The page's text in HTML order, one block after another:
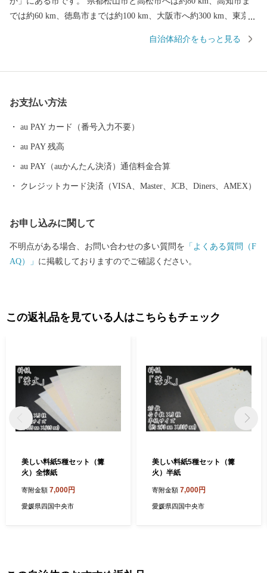
では約60 km、徳島市までは約100 km、大阪市へ約300 km、東京都
でも揃う」と言われるほど多種多様な紙製品がこの地で現在も生
指定について】 四国中央市は、総務大臣よりふるさと納税の対象
ますようお願い致します。
自治体紹介をもっと見る
お支払い方法
au PAY カード（番号入力不要）
au PAY 残高
au PAY（auかんたん決済）通信料金合算
クレジットカード決済（VISA、Master、JCB、Diners、AMEX）
お申し込みに関して
不明点がある場合、お問い合わせの多い質問を 「よくある質問（F
AQ）」 に掲載しておりますのでご確認ください。
この返礼品を見ている人はこちらもチェック
美しい料紙5種セット（篝
火）全懐紙
寄附金額 7,000円
愛媛県四国中央市
美しい料紙5種セット（篝
火）半紙
寄附金額 7,000円
愛媛県四国中央市